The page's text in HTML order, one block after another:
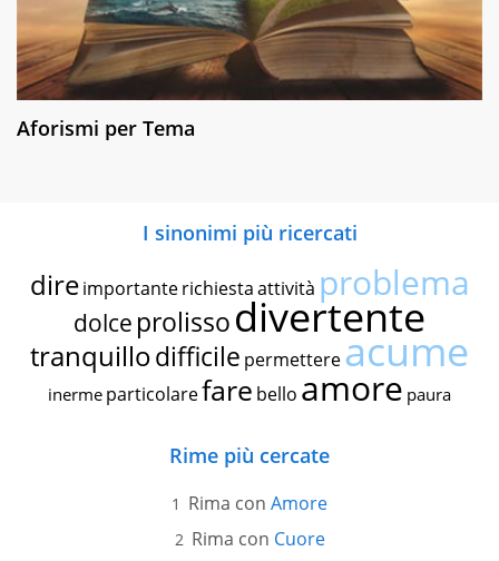
Aforismi per Tema
I sinonimi più ricercati
dire importante richiestaattività problema
dolce prolissodivertente
tranquillodifficile permettereacume
inerme particolarefare bello amore paura
Rime più cercate
Rima con Amore
Rima con Cuore